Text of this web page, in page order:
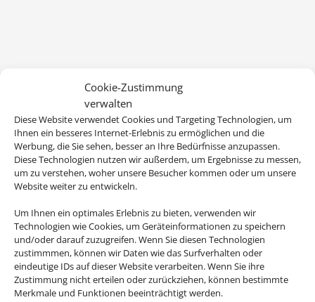
Cookie-Zustimmung
verwalten
Diese Website verwendet Cookies und Targeting Technologien, um
Ihnen ein besseres Internet-Erlebnis zu ermöglichen und die
Werbung, die Sie sehen, besser an Ihre Bedürfnisse anzupassen.
Diese Technologien nutzen wir außerdem, um Ergebnisse zu messen,
um zu verstehen, woher unsere Besucher kommen oder um unsere
Website weiter zu entwickeln.
Um Ihnen ein optimales Erlebnis zu bieten, verwenden wir
Technologien wie Cookies, um Geräteinformationen zu speichern
und/oder darauf zuzugreifen. Wenn Sie diesen Technologien
zustimmmen, können wir Daten wie das Surfverhalten oder
eindeutige IDs auf dieser Website verarbeiten. Wenn Sie ihre
Zustimmung nicht erteilen oder zurückziehen, können bestimmte
Merkmale und Funktionen beeinträchtigt werden.